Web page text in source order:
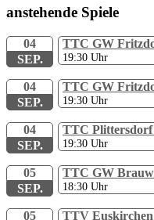
anstehende Spiele
04
SEP.
TTC GW
19:30 Uhr
04
SEP.
TTC GW
19:30 Uhr
04
SEP.
TTC
19:30 Uhr
05
SEP.
TTC GW
18:30 Uhr
05 TTV